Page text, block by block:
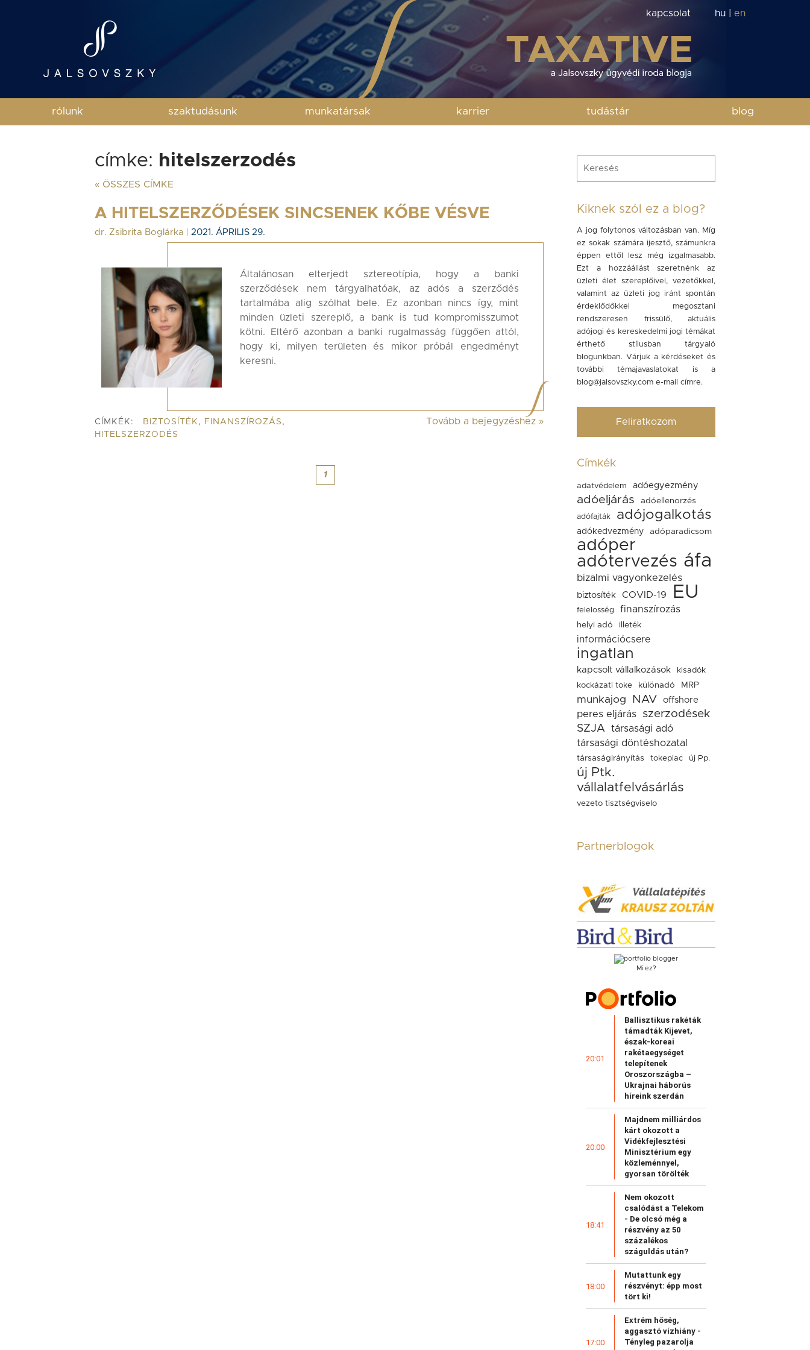
kapcsolat hu en
rólunk szaktudásunk munkatársak karrier tudástár blog
címke: hitelszerzodés
« ÖSSZES CÍMKE
A HITELSZERZŐDÉSEK SINCSENEK KŐBE VÉSVE
dr. Zsibrita Boglárka 2021. ÁPRILIS 29.
Általánosan elterjedt sztereotípia, hogy a banki
szerződések nem tárgyalhatóak, az adós a szerződés
tartalmába alig szólhat bele. Ez azonban nincs így, mint
minden üzleti szereplő, a bank is tud kompromisszumot
kötni. Eltérő azonban a banki rugalmasság függően attól,
hogy ki, milyen területen és mikor próbál engedményt
keresni.
CÍMKÉK: BIZTOSÍTÉK , FINANSZÍROZÁS ,
HITELSZERZODÉS
Tovább a bejegyzéshez »
1
Kiknek szól ez a blog?
A jog folytonos változásban van. Míg
ez sokak számára ijesztő, számunkra
éppen ettől lesz még izgalmasabb.
Ezt a hozzáállást szeretnénk az
üzleti élet szereplőivel, vezetőkkel,
valamint az üzleti jog iránt spontán
érdeklődőkkel megosztani
rendszeresen frissülő, aktuális
adójogi és kereskedelmi jogi témákat
érthető stílusban tárgyaló
blogunkban. Várjuk a kérdéseket és
további témajavaslatokat is a
blog@jalsovszky.com e-mail címre.
Feliratkozom
Címkék
adatvédelem adóegyezmény
adóeljárás adóellenorzés
adófajták adójogalkotás
adókedvezmény adóparadicsom
adóper
adótervezés áfa
bizalmi vagyonkezelés
biztosíték COVID-19 EU
felelosség finanszírozás
helyi adó illeték
információcsere
ingatlan
kapcsolt vállalkozások
kisadók
kockázati toke
különadó MRP
munkajog NAV offshore
peres eljárás
szerzodések
SZJA
társasági adó
társasági döntéshozatal
társaságirányítás tokepiac új Pp.
új Ptk.
vállalatfelvásárlás
vezeto tisztségviselo
Partnerblogok
Mi ez?
20:01
Ballisztikus rakéták
támadták Kijevet,
észak-koreai
rakétaegységet
telepítenek
Oroszországba –
Ukrajnai háborús
híreink szerdán
20:00
Majdnem milliárdos
kárt okozott a
Vidékfejlesztési
Minisztérium egy
közleménnyel,
gyorsan törölték
18:41
Nem okozott
csalódást a Telekom
- De olcsó még a
részvény az 50
százalékos
száguldás után?
18:00
Mutattunk egy
részvényt: épp most
tört ki!
17:00
Extrém hőség,
aggasztó vízhiány -
Tényleg pazarolja